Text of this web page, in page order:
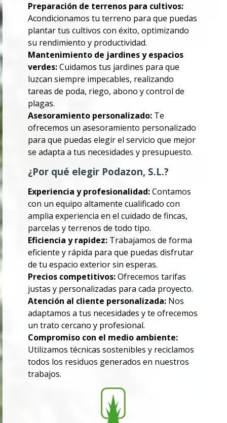
Preparación de terrenos para cultivos:
Acondicionamos tu terreno para que puedas
plantar tus cultivos con éxito, optimizando
su rendimiento y productividad.
Mantenimiento de jardines y espacios
verdes:Cuidamos tus jardines para que
luzcan siempre impecables, realizando
tareas de poda, riego, abono y control de
plagas.
Asesoramiento personalizado: Te
ofrecemos un asesoramiento personalizado
para que puedas elegir el servicio que mejor
se adapta a tus necesidades y presupuesto.
¿Por qué elegir Podazon, S.L.?
Experiencia y profesionalidad:Contamos
con un equipo altamente cualificado con
amplia experiencia en el cuidado de fincas,
parcelas y terrenos de todo tipo.
Eficiencia y rapidez: Trabajamos de forma
eficiente y rápida para que puedas disfrutar
de tu espacio exterior sin esperas.
Precios competitivos:Ofrecemos tarifas
justas y personalizadas para cada proyecto.
Atención al cliente personalizada: Nos
adaptamos a tus necesidades y te ofrecemos
un trato cercano y profesional.
Compromiso con el medio ambiente:
Utilizamos técnicas sostenibles y reciclamos
todos los residuos generados en nuestros
trabajos.